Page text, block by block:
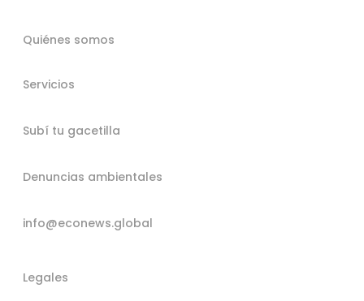
Quiénes somos
Servicios
Subí tu gacetilla
Denuncias ambientales
info@econews.global
Legales